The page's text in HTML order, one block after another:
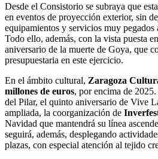
Desde el Consistorio se subraya que
en eventos de proyección exterior, sin
equipamientos y servicios muy pegados
Todo ello, además, con la vista puesta
aniversario de la muerte de Goya, que
presupuestaria en este ejercicio.
En el ámbito cultural, Zaragoza
millones de euros, por encima de
del Pilar, el quinto aniversario de Vive
ampliada, la coorganización de
Navidad que mantendrá su línea
seguirá, además, desplegando
plazas, con especial atención al tejido